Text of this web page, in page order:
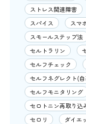
ストレス関連障害
スパイス
スマ
スモールステップ法
セルトラリン
セルフチェック
セルフネグレクト(
セルフモニタリング
セロトニン再取り込
セロリ
ダイエ